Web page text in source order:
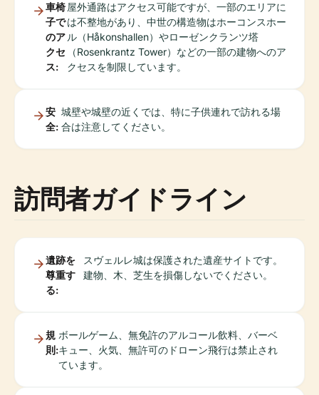
車椅
子で
のア
クセ
ス:
屋外通路はアクセス可能ですが、一部のエリアに
は不整地があり、中世の構造物はホーコンスホー
ル（Håkonshallen）やローゼンクランツ塔
（Rosenkrantz Tower）などの一部の建物へのア
クセスを制限しています。
安
全:
城壁や城壁の近くでは、特に子供連れで訪れる場
合は注意してください。
訪問者ガイドライン
遺跡を
尊重す
る:
スヴェルレ城は保護された遺産サイトです。
建物、木、芝生を損傷しないでください。
規
則:
ボールゲーム、無免許のアルコール飲料、バーベ
キュー、火気、無許可のドローン飛行は禁止され
ています。